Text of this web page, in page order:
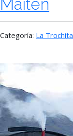
Maitén
Categoría: La Trochita